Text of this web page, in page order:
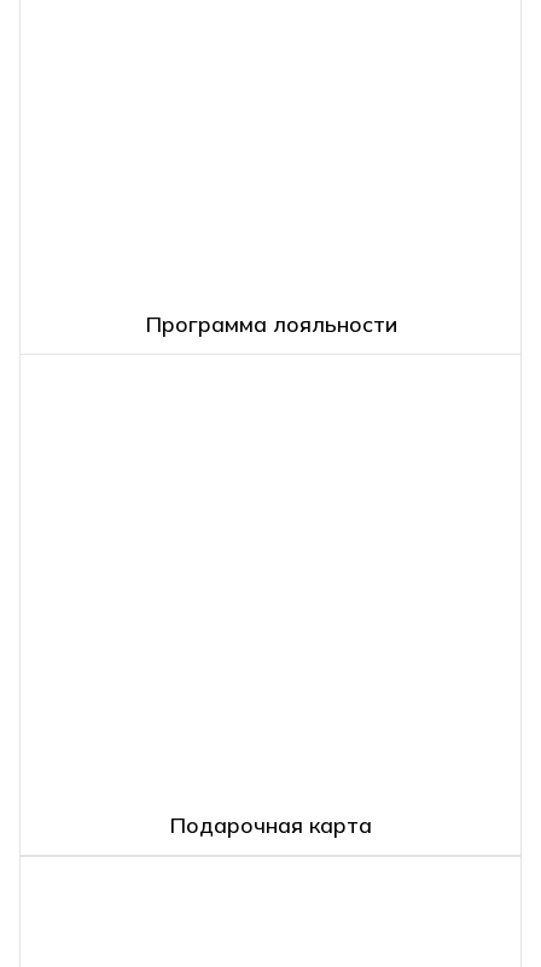
Программа лояльности
Подарочная карта